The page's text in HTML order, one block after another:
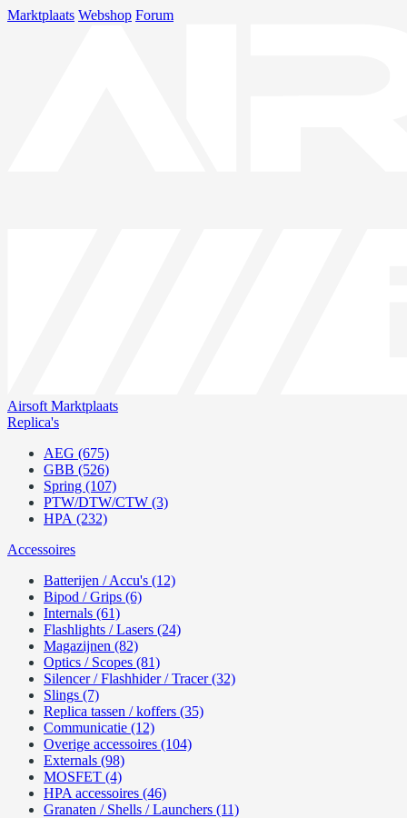
Marktplaats Webshop Forum
Airsoft Marktplaats
Replica's
AEG (675)
GBB (526)
Spring (107)
PTW/DTW/CTW (3)
HPA (232)
Accessoires
Batterijen / Accu's (12)
Bipod / Grips (6)
Internals (61)
Flashlights / Lasers (24)
Magazijnen (82)
Optics / Scopes (81)
Silencer / Flashhider / Tracer (32)
Slings (7)
Replica tassen / koffers (35)
Communicatie (12)
Overige accessoires (104)
Externals (98)
MOSFET (4)
HPA accessoires (46)
Granaten / Shells / Launchers (11)